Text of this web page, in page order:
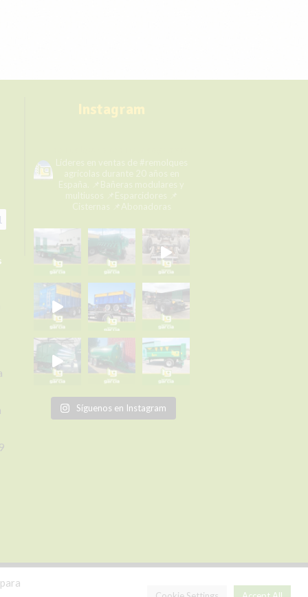
Instagram
Líderes en ventas de #remolques
agrícolas durante 20 años en
España.
📌Bañeras modulares y
multiusos 📌Esparcidores 📌
Cisternas 📌Abonadoras
Síguenos en Instagram
Privacidad